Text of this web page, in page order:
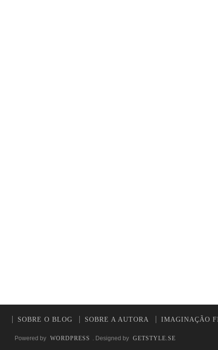
SOBRE O BLOG SOBRE A AUTORA IMAGINAÇÃO
Powered by WORDPRESS . Designed by GETSTYLE.SE